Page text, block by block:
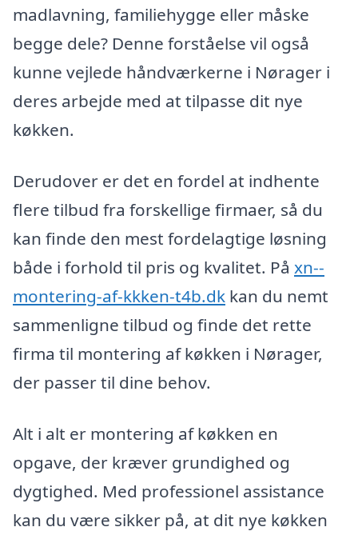
madlavning, familiehygge eller måske
begge dele? Denne forståelse vil også
kunne vejlede håndværkerne i Nørager i
deres arbejde med at tilpasse dit nye
køkken.
Derudover er det en fordel at indhente
flere tilbud fra forskellige firmaer, så du
kan finde den mest fordelagtige løsning
både i forhold til pris og kvalitet. På xn--
montering-af-kkken-t4b.dk kan du nemt
sammenligne tilbud og finde det rette
firma til montering af køkken i Nørager,
der passer til dine behov.
Alt i alt er montering af køkken en
opgave, der kræver grundighed og
dygtighed. Med professionel assistance
kan du være sikker på, at dit nye køkken